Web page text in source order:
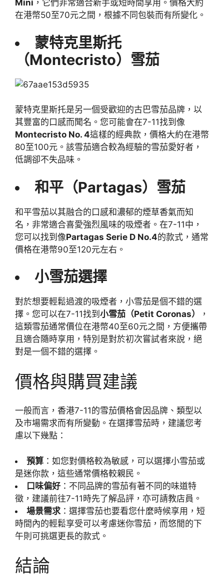
Mini ，它們非常適合新手或短時間享用。價格大約
在港幣50至70元之間，根據不同包裝而有所變化。
蒙特克里斯托
（Montecristo）雪茄
蒙特克里斯托是另一個受歡迎的古巴雪茄品牌，以
其豐富的口感而聞名。您可能會在7-11找到像
Montecristo No. 4這樣的經典款，價格大約在港幣
80至100元。該雪茄適合較為經驗的雪茄愛好者，
低調卻不失品味。
和平（Partagas）雪茄
和平雪茄以其融合的口感和濃郁的煙草香氣而知
名，非常適合喜愛強烈風味的吸煙者。在7-11中，
您可以找到像Partagas Serie D No.4的款式，通常
價格在港幣90至120元左右。
小雪茄選擇
對於想要輕鬆過渡的吸煙者，小雪茄是個不錯的選
擇。您可以在7-11找到 小雪茄（Petit Coronas）
，
這類雪茄通常價位在港幣40至60元之間，方便攜帶
且適合隨時享用，特別是對於初次嘗試者來說，絕
對是一個不錯的選擇。
價格與購買建議
一般而言，香港7-11的雪茄價格會因品牌、類型以
及市場需求而有所變動。在選擇雪茄時，建議您考
慮以下幾點：
預算 ：如您對價格較為敏感，可以選擇小雪茄或
是迷你款，這些通常價格較親民。
口味偏好 ：不同品牌的雪茄有著不同的味道特
徵，建議前往7-11時先了解品評，亦可請教店員。
場景需求 ：選擇雪茄也要看您什麼時候享用，短
時間內的輕鬆享受可以考慮迷你雪茄，而悠閒的下
午則可挑選更長的款式。
結論